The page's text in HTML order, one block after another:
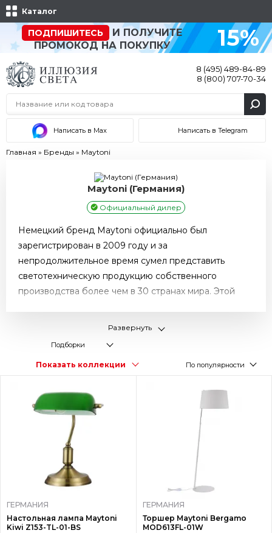
Каталог
ПОДПИШИТЕСЬ
И ПОЛУЧИТЕ
ПРОМОКОД НА ПОКУПКУ
15%
8 (495) 489-84-89
8 (800) 707-70-34
Написать в Max Написать в Telegram
Главная » Бренды » Maytoni
Maytoni (Германия)
Официальный дилер
Немецкий бренд Maytoni официально был
зарегистрирован в 2009 году и за
непродолжительное время сумел представить
светотехническую продукцию собственного
производства более чем в 30 странах мира. Этой
качественной продукции, который ежегодно
расширяется. В линейке осветительных приборов
под маркой Maytoni – красивые и практичные
модели для разных интерьерных стилей, от классики
до модерна. Специально для светильников компания
производит светодиодные лампы VOLTEGA, которые
отличаются значительной экономией
Развернуть
Подборки
Показать коллекции По популярности
ГЕРМАНИЯ
Настольная лампа Maytoni
Kiwi Z153-TL-01-BS
ГЕРМАНИЯ
Торшер Maytoni Bergamo
MOD613FL-01W